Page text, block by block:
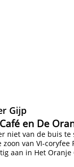
Gijp
en De
niet van de buis te
zoon van VI-coryfee
aan in Het Oranje